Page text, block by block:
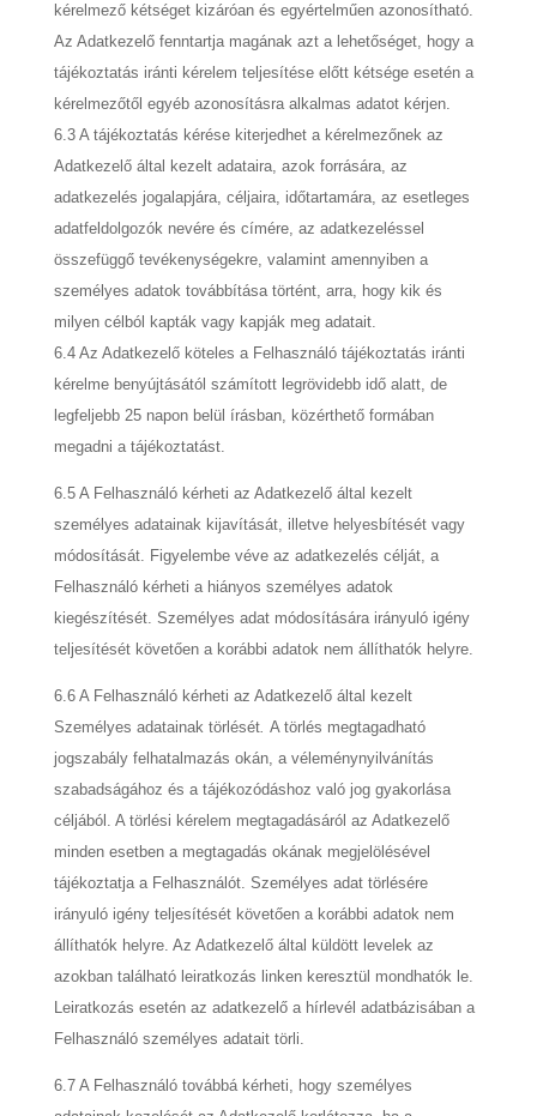
kérelmező kétséget kizáróan és egyértelműen azonosítható.
Az Adatkezelő fenntartja magának azt a lehetőséget, hogy a
tájékoztatás iránti kérelem teljesítése előtt kétsége esetén a
kérelmezőtől egyéb azonosításra alkalmas adatot kérjen.
6.3 A tájékoztatás kérése kiterjedhet a kérelmezőnek az
Adatkezelő által kezelt adataira, azok forrására, az
adatkezelés jogalapjára, céljaira, időtartamára, az esetleges
adatfeldolgozók nevére és címére, az adatkezeléssel
összefüggő tevékenységekre, valamint amennyiben a
személyes adatok továbbítása történt, arra, hogy kik és
milyen célból kapták vagy kapják meg adatait.
6.4 Az Adatkezelő köteles a Felhasználó tájékoztatás iránti
kérelme benyújtásától számított legrövidebb idő alatt, de
legfeljebb 25 napon belül írásban, közérthető formában
megadni a tájékoztatást.
6.5 A Felhasználó kérheti az Adatkezelő által kezelt
személyes adatainak kijavítását, illetve helyesbítését vagy
módosítását. Figyelembe véve az adatkezelés célját, a
Felhasználó kérheti a hiányos személyes adatok
kiegészítését. Személyes adat módosítására irányuló igény
teljesítését követően a korábbi adatok nem állíthatók helyre.
6.6 A Felhasználó kérheti az Adatkezelő által kezelt
Személyes adatainak törlését. A törlés megtagadható
jogszabály felhatalmazás okán, a véleménynyilvánítás
szabadságához és a tájékozódáshoz való jog gyakorlása
céljából. A törlési kérelem megtagadásáról az Adatkezelő
minden esetben a megtagadás okának megjelölésével
tájékoztatja a Felhasználót. Személyes adat törlésére
irányuló igény teljesítését követően a korábbi adatok nem
állíthatók helyre. Az Adatkezelő által küldött levelek az
azokban található leiratkozás linken keresztül mondhatók le.
Leiratkozás esetén az adatkezelő a hírlevél adatbázisában a
Felhasználó személyes adatait törli.
6.7 A Felhasználó továbbá kérheti, hogy személyes